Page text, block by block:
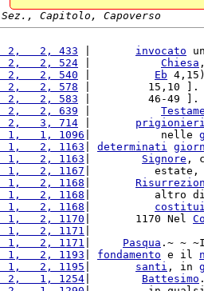
Capitolo, Capoverso
2,   2, 433
invocato
2,   2, 524
Chiesa
2,   2, 540
Eb
2,   2, 578
|         15,10 ].
2,   2, 583
|         46-49 ].
2,   2, 639
2,   3, 714
1,   1, 1096
|           nelle
1,   2, 1163
determinati
1,   2, 1163
Signore ,
1,   2, 1167
|
1,   2, 1168
1,   2, 1168
|          altro di
1,   2, 1168
1,   2, 1170
|       1170 Nel
1,   2, 1171
1,   2, 1171
Pasqua .~ ~
1,   2, 1193
fondamento e il
1,   2, 1195
santi , in
2,   1, 1254
Battesimo